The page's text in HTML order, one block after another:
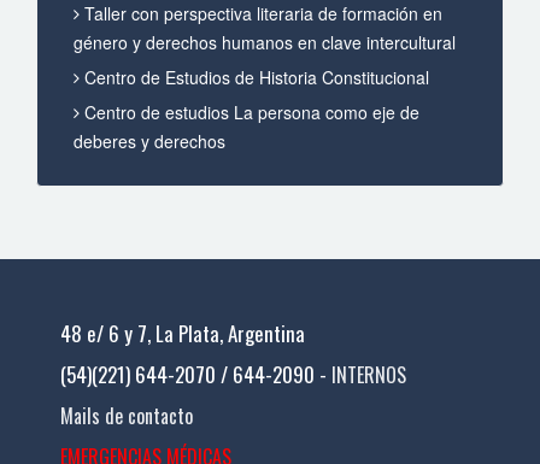
Taller con perspectiva literaria de formación en
género y derechos humanos en clave intercultural
Centro de Estudios de Historia Constitucional
Centro de estudios La persona como eje de
deberes y derechos
48 e/ 6 y 7, La Plata, Argentina
(54)(221) 644-2070 / 644-2090 - INTERNOS
Mails de contacto
EMERGENCIAS MÉDICAS